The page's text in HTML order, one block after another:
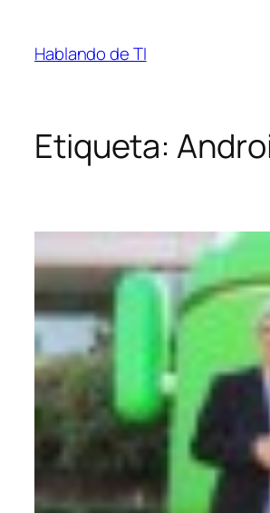
contenido
Hablando de TI
Etiqueta: